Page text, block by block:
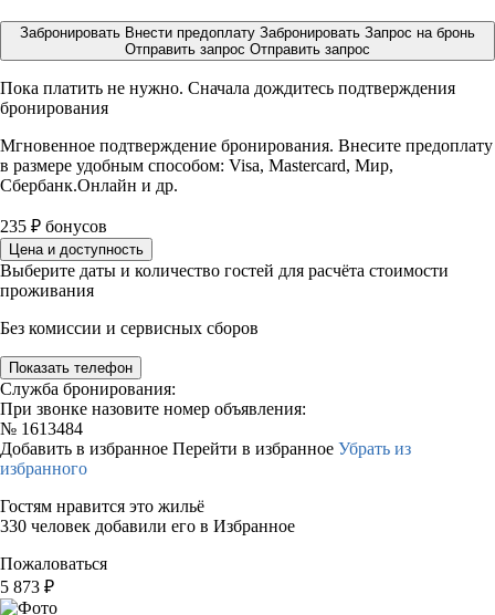
Забронировать Внести предоплату Забронировать Запрос на бронь
Отправить запрос Отправить запрос
Пока платить не нужно. Сначала дождитесь подтверждения
бронирования
Мгновенное подтверждение бронирования. Внесите предоплату
в размере удобным способом: Visa, Mastercard, Мир,
Сбербанк.Онлайн и др.
235 ₽ бонусов
Цена и доступность
Выберите даты и количество гостей для расчёта стоимости
проживания
Без комиссии и сервисных сборов
Показать телефон
Служба бронирования:
При звонке назовите номер объявления:
№ 1613484
Добавить в избранное Перейти в избранное Убрать из
избранного
Гостям нравится это жильё
330 человек добавили его в Избранное
Пожаловаться
5 873 ₽